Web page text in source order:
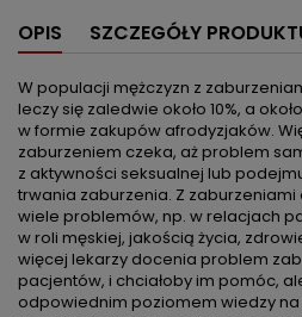
OPIS SZCZEGÓŁY
W populacji mężczyzn z
leczy się zaledwie około 10%, a
w formie zakupów afrodyzjaków.
zaburzeniem czeka, aż problem
z aktywności seksualnej lub
trwania zaburzenia. Z zaburzeniami
wiele problemów, np. w relacjach
w roli męskiej, jakością życia,
więcej lekarzy docenia problem
pacjentów, i chciałoby im pomóc,
odpowiednim poziomem wiedzy